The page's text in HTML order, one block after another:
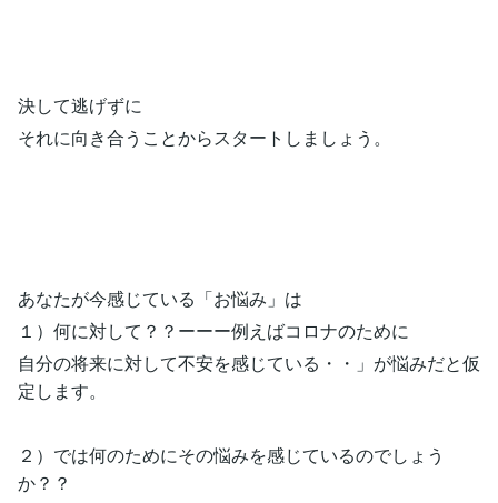
決して逃げずに
それに向き合うことからスタートしましょう。
あなたが今感じている「お悩み」は
１）何に対して？？ーーー例えばコロナのために
自分の将来に対して不安を感じている・・」が悩みだと仮
定します。
２）では何のためにその悩みを感じているのでしょう
か？？